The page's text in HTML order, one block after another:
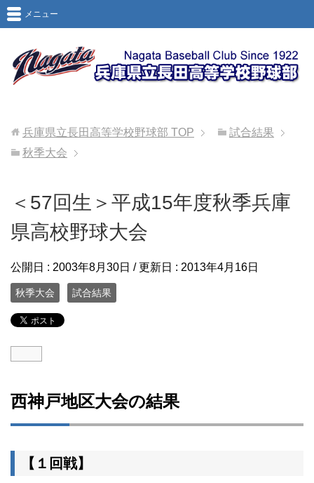
メニュー
兵庫県立長田高等学校野球部 TOP
試合結果
秋季大会
＜57回生＞平成15年度秋季兵庫
県高校野球大会
公開日 : 2003年8月30日 / 更新日 : 2013年4月16日
秋季大会 試合結果
西神戸地区大会の結果
【１回戦】